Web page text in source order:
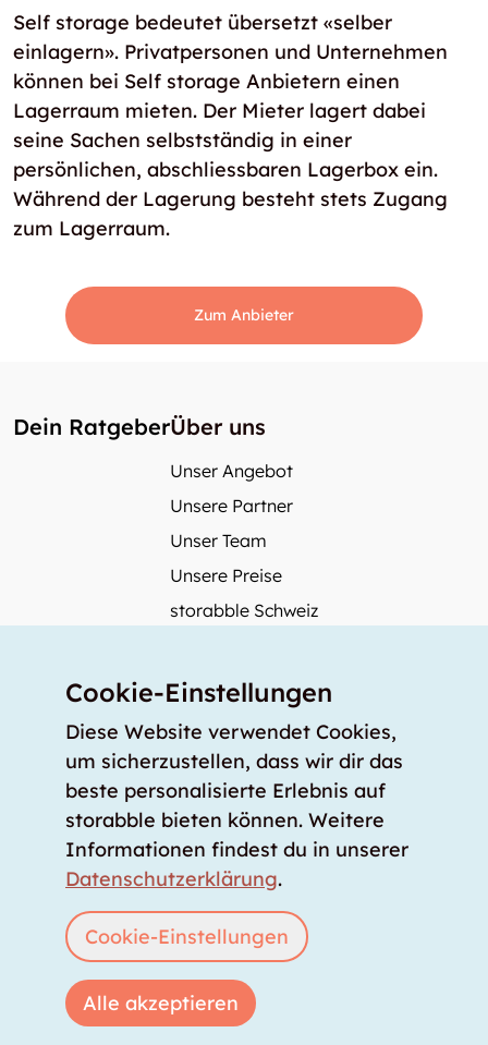
Self storage bedeutet übersetzt «selber
einlagern». Privatpersonen und Unternehmen
können bei Self storage Anbietern einen
Lagerraum mieten. Der Mieter lagert dabei
seine Sachen selbstständig in einer
persönlichen, abschliessbaren Lagerbox ein.
Während der Lagerung besteht stets Zugang
zum Lagerraum.
Zum Anbieter
Dein RatgeberÜber uns
Unser Angebot
Unsere Partner
Unser Team
Unsere Preise
storabble Schweiz
Mehr über storabble
Medienbeiträge
Wie gross muss ein Lagerraum sein?
Was kostet ein Lagerraum?
Für Lageranbieter
Anmelden Lagerraum inserieren
Copyright © 2026 storabble|Datenschutzerklärung
Cookie-Einstellungen
Diese Website verwendet Cookies,
um sicherzustellen, dass wir dir das
beste personalisierte Erlebnis auf
storabble bieten können. Weitere
Informationen findest du in unserer
Datenschutzerklärung.
Cookie-Einstellungen
Alle akzeptieren